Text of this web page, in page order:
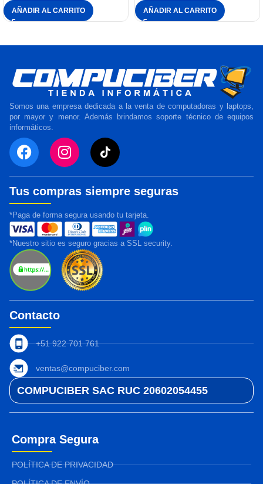
AÑADIR AL CARRITO AÑADIR AL CARRITO
Somos una empresa dedicada a la venta de computadoras y laptops,
por mayor y menor. Además brindamos soporte técnico de equipos
informáticos.
Tus compras siempre seguras
*Paga de forma segura usando tu tarjeta.
*Nuestro sitio es seguro gracias a SSL security.
Contacto
+51 922 701 761
ventas@compuciber.com
COMPUCIBER SAC RUC 20602054455
Compra Segura
POLÍTICA DE PRIVACIDAD